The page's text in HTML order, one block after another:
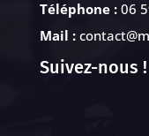
Téléphone : 06
Mail :
Suivez-nous !